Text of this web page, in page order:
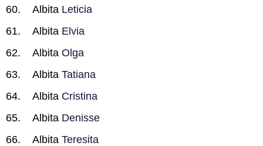
Albita Leticia
Albita Elvia
Albita Olga
Albita Tatiana
Albita Cristina
Albita Denisse
Albita Teresita